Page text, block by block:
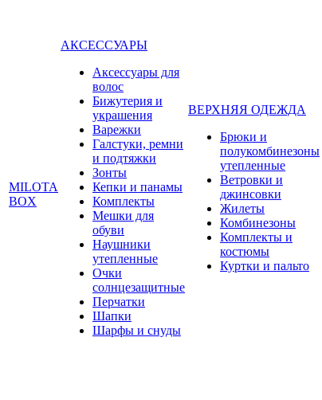
MILOTA
BOX
АКСЕССУАРЫ
Аксессуары для
волос
Бижутерия и
украшения
Варежки
Галстуки, ремни
и подтяжки
Зонты
Кепки и панамы
Комплекты
Мешки для
обуви
Наушники
утепленные
Очки
солнцезащитные
Перчатки
Шапки
Шарфы и снуды
ВЕРХНЯЯ ОДЕЖДА
Брюки и
полукомбинезоны
утепленные
Ветровки и
джинсовки
Жилеты
Комбинезоны
Комплекты и
костюмы
Куртки и пальто